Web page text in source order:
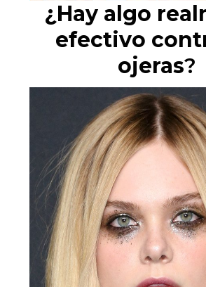
¿Hay algo
efectivo
ojeras?